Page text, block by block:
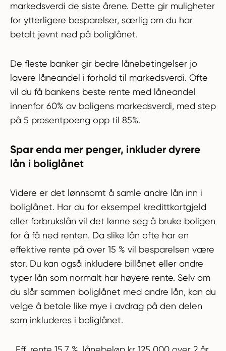
markedsverdi de siste årene. Dette gir muligheter
for ytterligere besparelser, særlig om du har
betalt jevnt ned på boliglånet.
De fleste banker gir bedre lånebetingelser jo
lavere låneandel i forhold til markedsverdi. Ofte
vil du få bankens beste rente med låneandel
innenfor 60% av boligens markedsverdi, med step
på 5 prosentpoeng opp til 85%.
Spar enda mer penger, inkluder dyrere
lån i boliglånet
Videre er det lønnsomt å samle andre lån inn i
boliglånet. Har du for eksempel kredittkortgjeld
eller forbrukslån vil det lønne seg å bruke boligen
for å få ned renten. Da slike lån ofte har en
effektive rente på over 15 % vil besparelsen være
stor. Du kan også inkludere billånet eller andre
typer lån som normalt har høyere rente. Selv om
du slår sammen boliglånet med andre lån, kan du
velge å betale like mye i avdrag på den delen
som inkluderes i boliglånet.